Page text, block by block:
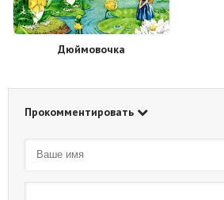
Дюймовочка
Прокомментировать